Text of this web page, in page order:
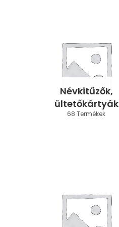
Névkitűzők,
ültetőkártyák
68 Termékek